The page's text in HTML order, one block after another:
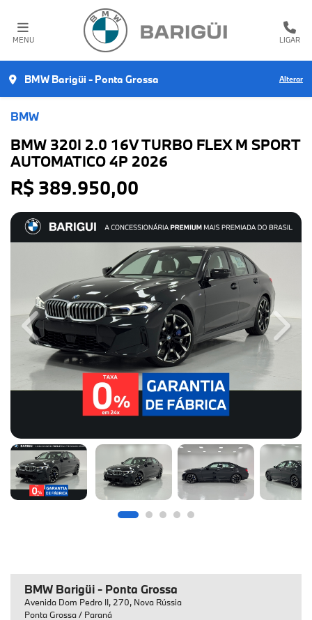
MENU LIGAR
BMW Barigüi - Ponta Grossa Alterar
BMW
BMW 320I 2.0 16V TURBO FLEX M SPORT
AUTOMATICO 4P 2026
R$ 389.950,00
Previous Next
BMW Barigüi - Ponta Grossa
Avenida Dom Pedro II, 270, Nova Rússia
Ponta Grossa / Paraná